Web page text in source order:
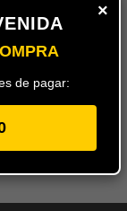
Añadir
al
×
de pagar: